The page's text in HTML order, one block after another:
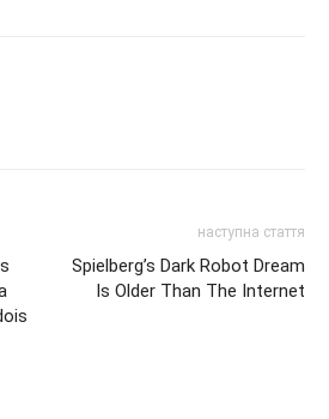
наступна стаття
Spielberg’s Dark Robot Dream
Is Older Than The Internet